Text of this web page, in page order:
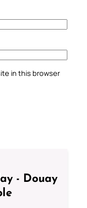
in this browser
- Douay